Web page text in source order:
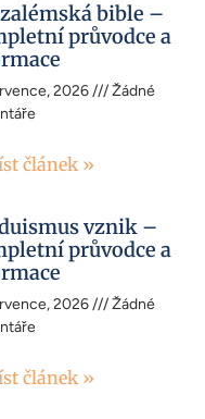
bible –
průvodce a
2026
Žádné
článek »
vznik –
průvodce a
2026
Žádné
článek »